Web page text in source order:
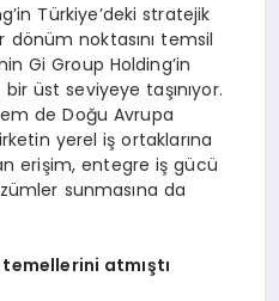
Türkiye’deki stratejik
noktasını temsil
Gi Group Holding’in
üst seviyeye taşınıyor.
de Doğu Avrupa
yerel iş ortaklarına
erişim, entegre iş gücü
sunmasına da
atmıştı